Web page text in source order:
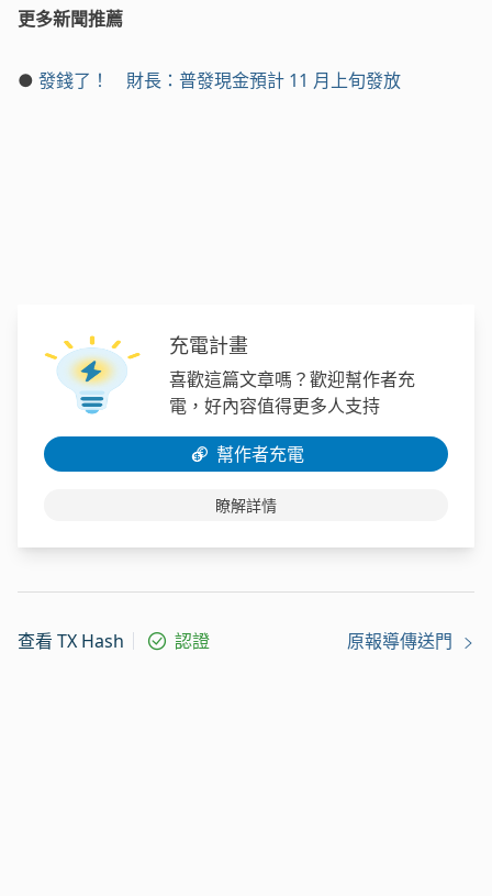
更多新聞推薦
● 發錢了！ 財長：普發現金預計 11 月上旬發放
充電計畫
喜歡這篇文章嗎？歡迎幫作者充
電，好內容值得更多人支持
幫作者充電
瞭解詳情
查看 TX Hash 認證 原報導傳送門